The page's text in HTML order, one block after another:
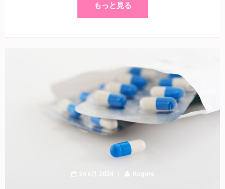
もっと見る
24 6月 2024 Kogure